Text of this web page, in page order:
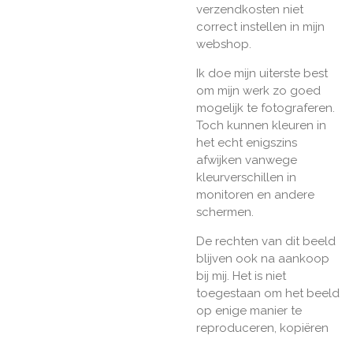
verzendkosten niet
correct instellen in mijn
webshop.
Ik doe mijn uiterste best
om mijn werk zo goed
mogelijk te fotograferen.
Toch kunnen kleuren in
het echt enigszins
afwijken vanwege
kleurverschillen in
monitoren en andere
schermen.
De rechten van dit beeld
blijven ook na aankoop
bij mij. Het is niet
toegestaan om het beeld
op enige manier te
reproduceren, kopiëren